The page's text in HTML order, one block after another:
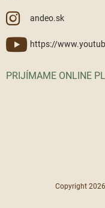
andeo.sk
https://
PRIJÍMAME ONLINE
Copyright 2026